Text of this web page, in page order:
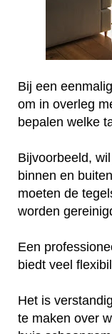
Bij een
om in overleg
bepalen welke
Bijvoorbeeld,
binnen en
moeten de
worden
Een
biedt veel
Het is
te maken over